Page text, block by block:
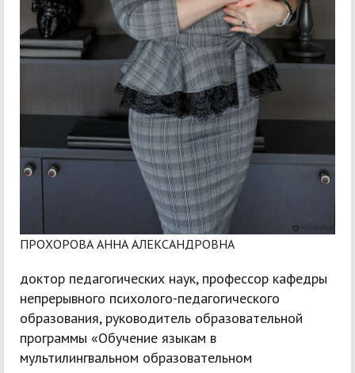
ПРОХОРОВА АННА АЛЕКСАНДРОВНА
доктор педагогических наук, профессор кафедры
непрерывного психолого-педагогического
образования, руководитель образовательной
программы «Обучение языкам в
мультилингвальном образовательном